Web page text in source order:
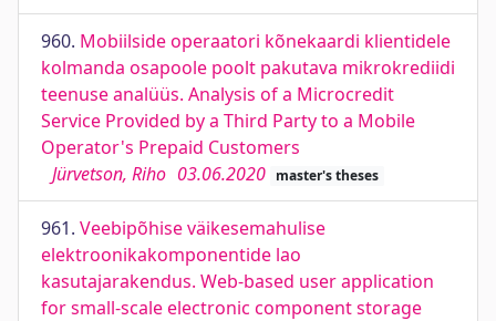
960. Mobiilside operaatori kõnekaardi klientidele
kolmanda osapoole poolt pakutava mikrokrediidi
teenuse analüüs. Analysis of a Microcredit
Service Provided by a Third Party to a Mobile
Operator's Prepaid Customers
Jürvetson, Riho 03.06.2020 master's theses
961. Veebipõhise väikesemahulise
elektroonikakomponentide lao
kasutajarakendus. Web-based user application
for small-scale electronic component storage